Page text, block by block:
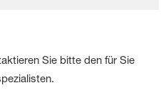
Sie bitte den für Sie